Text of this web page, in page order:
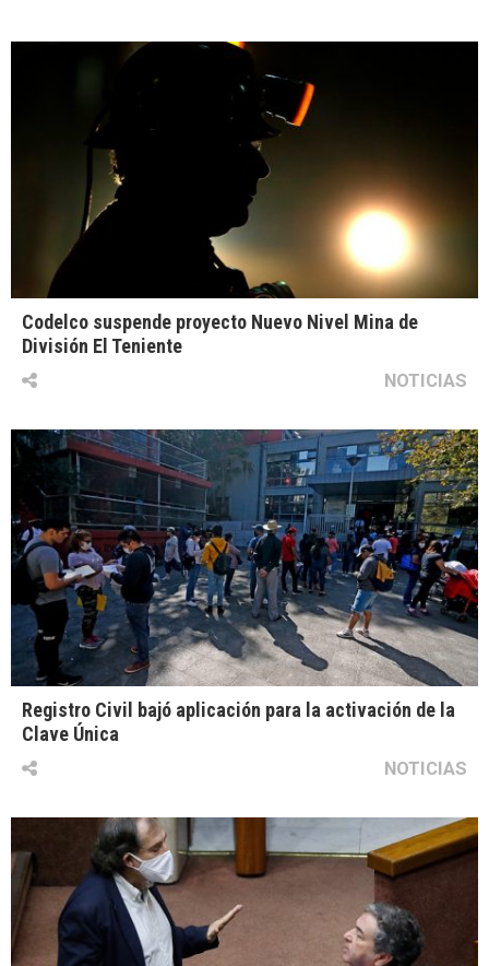
Codelco suspende proyecto Nuevo Nivel Mina de
División El Teniente
NOTICIAS
Registro Civil bajó aplicación para la activación de la
Clave Única
NOTICIAS